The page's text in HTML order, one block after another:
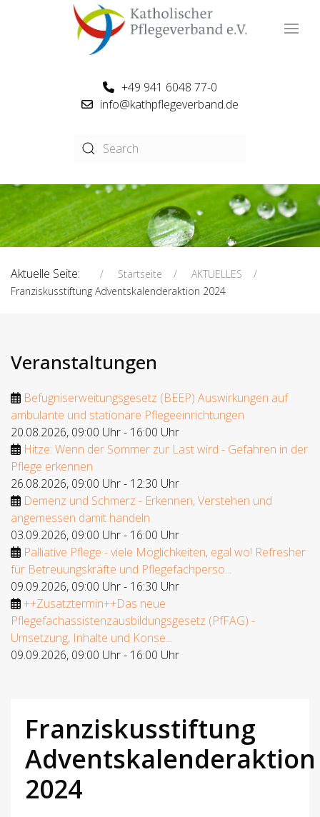
+49 941 6048 77-0
info@kathpflegeverband.de
Aktuelle Seite: Startseite
AKTUELLES
Franziskusstiftung Adventskalenderaktion 2024
Veranstaltungen
Befugniserweitungsgesetz (BEEP) Auswirkungen auf
ambulante und stationäre Pflegeeinrichtungen
20.08.2026, 09:00 Uhr- 16:00 Uhr
Hitze: Wenn der Sommer zur Last wird - Gefahren in der
Pflege erkennen
26.08.2026, 09:00 Uhr- 12:30 Uhr
Demenz und Schmerz - Erkennen, Verstehen und
angemessen damit handeln
03.09.2026, 09:00 Uhr- 16:00 Uhr
Palliative Pflege - viele Möglichkeiten, egal wo! Refresher
für Betreuungskräfte und Pflegefachperso...
09.09.2026, 09:00 Uhr- 16:30 Uhr
++Zusatztermin++Das neue
Pflegefachassistenzausbildungsgesetz (PfFAG) -
Umsetzung, Inhalte und Konse...
09.09.2026, 09:00 Uhr- 16:00 Uhr
Franziskusstiftung
Adventskalenderaktion
2024